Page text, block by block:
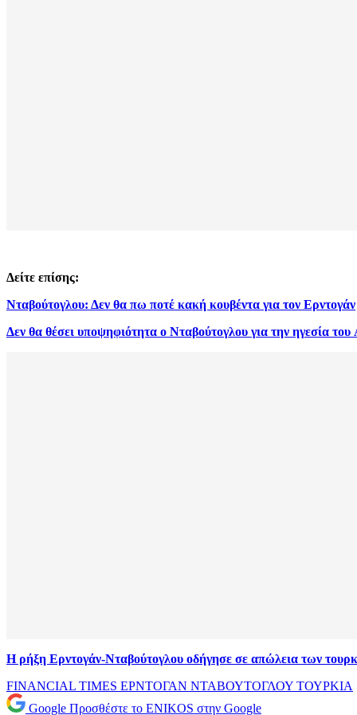
Δείτε επίσης:
Νταβούτογλου: Δεν θα πω ποτέ κακή κουβέντα για τον Ερντογάν
Δεν θα θέσει υποψηφιότητα ο Νταβούτογλου για την ηγεσία
Η ρήξη Ερντογάν-Νταβούτογλου οδήγησε σε απώλεια των
FINANCIAL TIMES ΕΡΝΤΟΓΑΝ ΝΤΑΒΟΥΤΟΓΛΟΥ ΤΟΥΡΚΙΑ
Google Προσθέστε το ENIKOS στην Google